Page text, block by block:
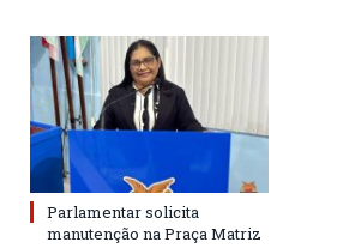
Parlamentar solicita
manutenção na Praça Matriz